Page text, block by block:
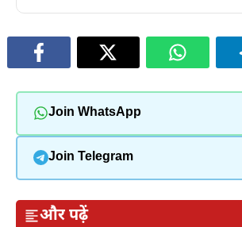
Join WhatsApp
Join Telegram
और पढ़ें